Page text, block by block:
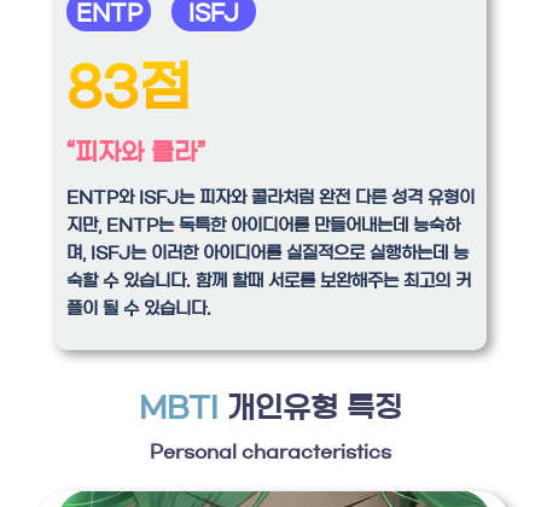
ENTP ISFJ
83점
“피자와 콜라”
ENTP와 ISFJ는 피자와 콜라처럼 완전 다른 성격 유형이
지만, ENTP는 독특한 아이디어를 만들어내는데 능숙하
며, ISFJ는 이러한 아이디어를 실질적으로 실행하는데 능
숙할 수 있습니다. 함께 할때 서로를 보완해주는 최고의 커
플이 될 수 있습니다.
MBTI 개인유형 특징
Personal characteristics